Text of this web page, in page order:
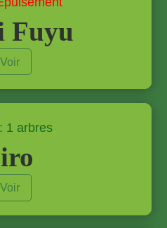
Fuyu
Voir
1 arbres
Voir